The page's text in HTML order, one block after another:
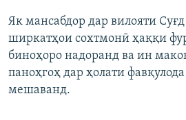
Як мансабдор дар вилояти Суғд
ширкатҳои сохтмонӣ ҳаққи
биноҳоро надоранд ва ин
паноҳгоҳ дар ҳолати
мешаванд.